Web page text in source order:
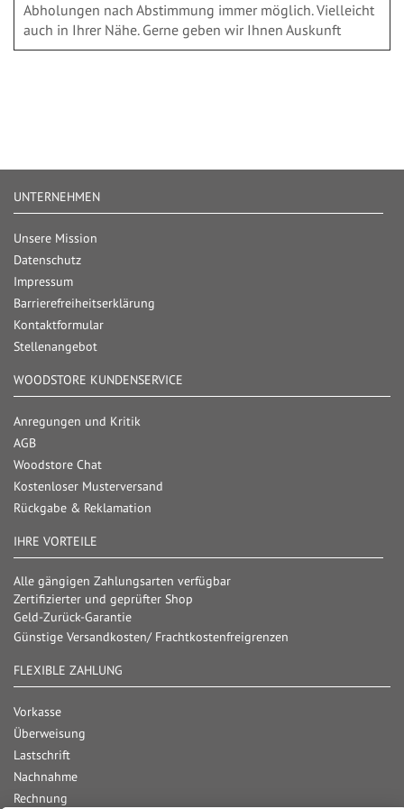
Abholungen nach Abstimmung immer möglich. Vielleicht
auch in Ihrer Nähe. Gerne geben wir Ihnen Auskunft
UNTERNEHMEN
Unsere Mission
Datenschutz
Impressum
Barrierefreiheitserklärung
Kontaktformular
Stellenangebot
WOODSTORE KUNDENSERVICE
Anregungen und Kritik
AGB
Woodstore Chat
Kostenloser Musterversand
Rückgabe & Reklamation
IHRE VORTEILE
Alle gängigen Zahlungsarten verfügbar
Zertifizierter und geprüfter Shop
Geld-Zurück-Garantie
Günstige Versandkosten/ Frachtkostenfreigrenzen
FLEXIBLE ZAHLUNG
Vorkasse
Überweisung
Lastschrift
Nachnahme
Rechnung